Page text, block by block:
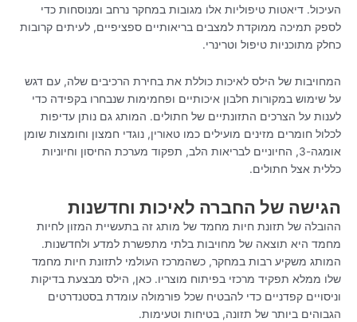
העיכול. דיאטות טיפוליות אלו מגובות במחקר נרחב ומנוסחות כדי
לספק תמיכה ממוקדת למצבים בריאותיים ספציפיים, לעיתים קרובות
כחלק מתוכניות טיפול וטרינרי.
המחויבות של הילס לאיכות כוללת את בחירת הרכיבים שלה, עם דגש
על שימוש במקורות חלבון איכותיים ופחמימות שנבחרו בקפידה כדי
לענות על הצרכים התזונתיים של חתולים. המותג גם נותן עדיפות
לכלול חומרים מזינים מועילים כמו טאורין, נוגדי חמצון וחומצות שומן
אומגה-3, החיוניים לבריאות הלב, תפקוד מערכת החיסון וחיוניות
כללית אצל חתולים.
הגישה של החברה לאיכות וחדשנות
ההובלה של תזונת חיות מחמד של מותג זה בתעשיית המזון לחיות
מחמד היא תוצאה של מחויבות בלתי מתפשרת למדע ולחדשנות.
המותג משקיע רבות במחקר, כשהמרכז העולמי לתזונת חיות מחמד
שלו ממלא תפקיד מרכזי בפיתוח מוצריו. כאן, הילס מבצעת בדיקות
וניסויים קפדניים כדי להבטיח שכל פורמולה עומדת בסטנדרטים
הגבוהים ביותר של תזונה, בטיחות וטעימות.